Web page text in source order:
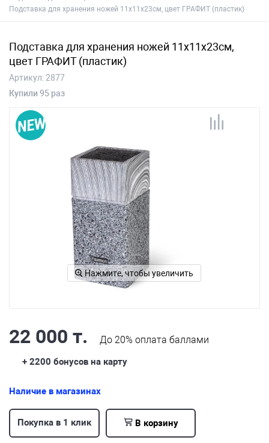
Подставка для хранения ножей 11x11x23см, цвет ГРАФИТ (пластик)
Подставка для хранения ножей 11x11x23см,
цвет ГРАФИТ (пластик)
Артикул: 2877
Купили 95 раз
Нажмите, чтобы увеличить
22 000 т. До 20% оплата баллами
+ 2200 бонусов на карту
Наличие в магазинах
Покупка в 1 клик В корзину